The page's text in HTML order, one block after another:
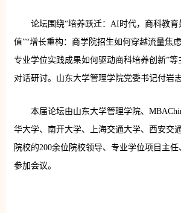
论坛围绕“培养跃迁：AI时代，商科教
值”“增长重构：商学院招生如何穿越流量焦
专业学位实践成果如何驱动商科培养创新”
对话研讨。山东大学管理学院党委书记付岩
本届论坛由山东大学管理学院、
华大学、南开大学、上海交通大学、西安交
院校的200余位院校领导、专业学位项目主
参加会议。